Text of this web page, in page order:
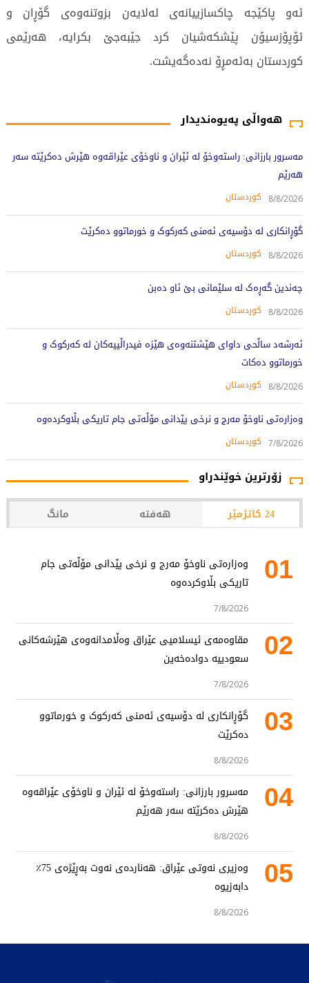
هەواڵی پەیوەندیدار
مەسرور بارزانی: راستەوخۆ لە ئێران و ناوخۆی عێراقەوە هێرش دەکرێتە سەر
هەرێم
8/8/2026 کوردستان
گۆڕانکاری لە دۆسیەی ئەمنی کەرکوک و خورماتوو دەکرێت
8/8/2026 کوردستان
چەندین گەڕەک لە سلێمانی بێ ئاو دەبن
8/8/2026 کوردستان
ئەرشەد ساڵحی داوای هێشتنەوەی هێزە فیدراڵییەکان لە کەرکوک و
خورماتوو دەکات
8/8/2026 کوردستان
وەزارەتی ناوخۆ مەرج و نرخی پێدانی مۆڵەتی جام تاریکی بڵاوکردەوە
7/8/2026 کوردستان
ئەو پاكێجە چاكسازییانەی لەلایەن بزوتنەوەی گۆڕان و
ئۆپۆزسیۆن پێشكەشیان كرد جێبەجێ بكرایە، هەرێمی
كوردستان بەئەمڕۆ نەدەگەیشت.
زۆرترین خوێندراو
24 کاتژمێر هەفتە مانگ
01
وەزارەتی ناوخۆ مەرج و نرخی پێدانی مۆڵەتی جام
تاریکی بڵاوکردەوە
7/8/2026
02
مقاوەمەی ئیسلامیی عێراق وەڵامدانەوەی هێرشەکانی
سعودییە دوادەخەین
7/8/2026
03
گۆڕانکاری لە دۆسیەی ئەمنی کەرکوک و خورماتوو
دەکرێت
8/8/2026
04
مەسرور بارزانی: راستەوخۆ لە ئێران و ناوخۆی عێراقەوە
هێرش دەکرێتە سەر هەرێم
8/8/2026
05
وەزیری نەوتی عێراق: هەناردەی نەوت بەڕێژەی 75٪
دابەزیوە
8/8/2026